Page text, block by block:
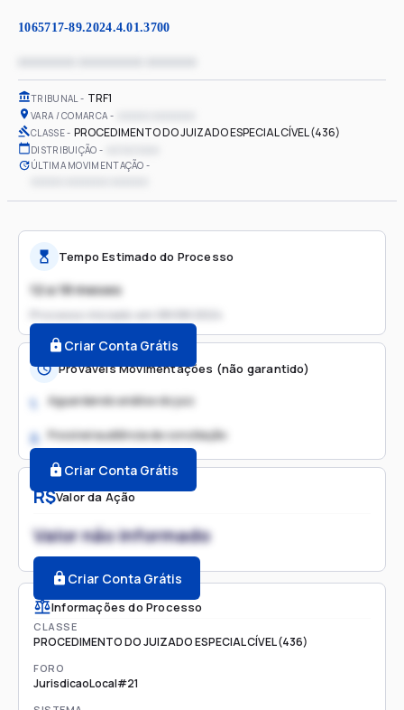
1065717-89.2024.4.01.3700
TRIBUNAL TRF1
VARA / COMARCA
CLASSE PROCEDIMENTO DO JUIZADO ESPECIAL CÍVEL (436)
DISTRIBUIÇÃO
ÚLTIMA MOVIMENTAÇÃO
R$Valor da Ação
Valor não informado
Criar Conta Grátis
Informações do Processo
CLASSE
PROCEDIMENTO DO JUIZADO ESPECIAL CÍVEL (436)
FORO
JurisdicaoLocal#21
Tempo Estimado do Processo
12 a 18 meses
Processo iniciado em
Criar Conta Grátis
Prováveis Movimentações (não garantido)
1. Aguardando análise do juiz
2. Possível audiência de conciliação
Criar Conta Grátis